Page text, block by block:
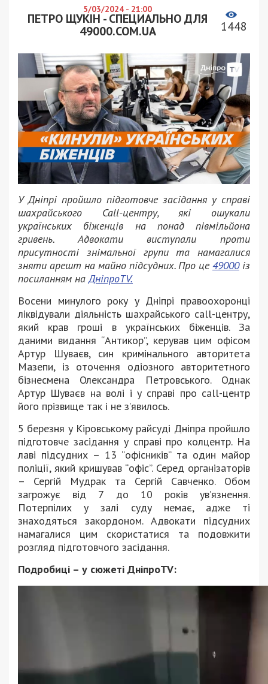
5/03/2024 - 21:00
ПЕТРО ЩУКІН - СПЕЦИАЛЬНО ДЛЯ
49000.COM.UA
1448
У Дніпрі пройшло підготовче засідання у справі
шахрайського Call-центру, які ошукали
українських біженців на понад півмільйона
гривень. Адвокати виступали проти
присутності знімальної групи та намагалися
зняти арешт на майно підсудних. Про це 49000із
посиланням наДніпроTV.
Восени минулого року у Дніпрі правоохоронці
ліквідували діяльність шахрайського call-центру,
який крав гроші в українських біженців. За
даними видання “Антикор”, керував цим офісом
Артур Шуваєв, син кримінального авторитета
Мазепи, із оточення одіозного авторитетного
бізнесмена Олександра Петровського. Однак
Артур Шуваєв на волі і у справі про call-центр
його прізвище так і не з’явилось.
5 березня у Кіровському райсуді Дніпра пройшло
підготовче засідання у справі про колцентр. На
лаві підсудних – 13 “офісників” та один майор
поліції, який кришував “офіс”. Серед організаторів
– Сергій Мудрак та Сергій Савченко. Обом
загрожує від 7 до 10 років ув’язнення.
Потерпілих у залі суду немає, адже ті
знаходяться закордоном. Адвокати підсудних
намагалися цим скористатися та подовжити
розгляд підготовчого засідання.
Подробиці – у сюжеті ДніпроTV: